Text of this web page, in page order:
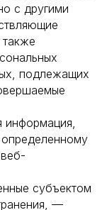
с другими
подлежащих
субъектом
—